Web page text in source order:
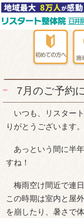
7月のご予約
いつも、リスター
りがとうございます。
あっという間に半
すね！
梅雨空け間近で連日
この時期は室内と屋
を崩したり、暑さで